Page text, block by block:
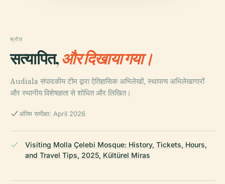
स्रोत
सत्यापित,और दिखाया गया।
Audiala संपादकीय टीम द्वारा ऐतिहासिक अभिलेखों, स्थापत्य अभिलेखागारों
और स्थानीय विशेषज्ञता से शोधित और लिखित।
अंतिम समीक्षा: April 2026
Visiting Molla Çelebi Mosque: History, Tickets, Hours,
and Travel Tips, 2025, Kültürel Miras